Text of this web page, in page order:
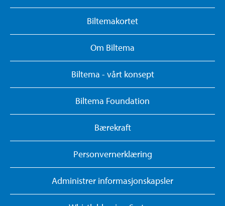
Biltemakortet
Om Biltema
Biltema - vårt konsept
Biltema Foundation
Bærekraft
Personvernerklæring
Administrer informasjonskapsler